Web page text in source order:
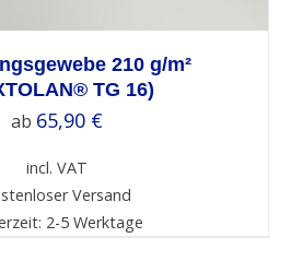
210 g/m²
TG 16)
ab 65,90 €
incl. VAT
Versand
2-5 Werktage